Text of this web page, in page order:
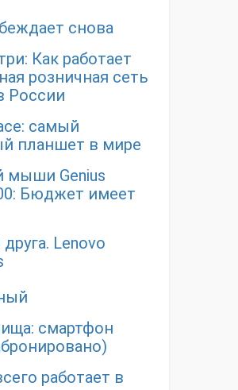
снова
Как работает
розничная сеть
России
самый
планшет в мире
мыши Genius
Бюджет имеет
Lenovo
смартфон
работает в